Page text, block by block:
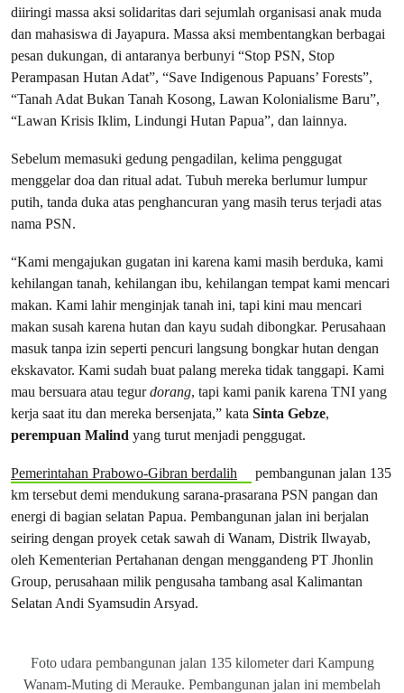
diiringi massa aksi solidaritas dari sejumlah organisasi anak muda
dan mahasiswa di Jayapura. Massa aksi membentangkan berbagai
pesan dukungan, di antaranya berbunyi “Stop PSN, Stop
Perampasan Hutan Adat”, “Save Indigenous Papuans’ Forests”,
“Tanah Adat Bukan Tanah Kosong, Lawan Kolonialisme Baru”,
“Lawan Krisis Iklim, Lindungi Hutan Papua”, dan lainnya.
Sebelum memasuki gedung pengadilan, kelima penggugat
menggelar doa dan ritual adat. Tubuh mereka berlumur lumpur
putih, tanda duka atas penghancuran yang masih terus terjadi atas
nama PSN.
“Kami mengajukan gugatan ini karena kami masih berduka, kami
kehilangan tanah, kehilangan ibu, kehilangan tempat kami mencari
makan. Kami lahir menginjak tanah ini, tapi kini mau mencari
makan susah karena hutan dan kayu sudah dibongkar. Perusahaan
masuk tanpa izin seperti pencuri langsung bongkar hutan dengan
ekskavator. Kami sudah buat palang mereka tidak tanggapi. Kami
mau bersuara atau tegurdorang, tapi kami panik karena TNI yang
kerja saat itu dan mereka bersenjata,” kata Sinta Gebze,
perempuan Malind yang turut menjadi penggugat.
Pemerintahan Prabowo-Gibran berdalih
pembangunan jalan 135
km tersebut demi mendukung sarana-prasarana PSN pangan dan
energi di bagian selatan Papua. Pembangunan jalan ini berjalan
seiring dengan proyek cetak sawah di Wanam, Distrik Ilwayab,
oleh Kementerian Pertahanan dengan menggandeng PT Jhonlin
Group, perusahaan milik pengusaha tambang asal Kalimantan
Selatan Andi Syamsudin Arsyad.
Foto udara pembangunan jalan 135 kilometer dari Kampung
Wanam-Muting di Merauke. Pembangunan jalan ini membelah